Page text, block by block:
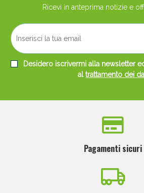
Ricevi in anteprima notizie e
Desidero iscrivermi alla newsletter
altrattamento dei
Pagamenti sicuri